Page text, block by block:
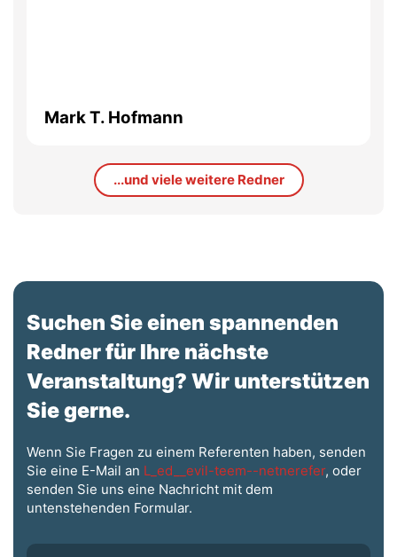
Mark T. Hofmann
...und viele weitere Redner
Suchen Sie einen spannenden
Redner für Ihre nächste
Veranstaltung? Wir unterstützen
Sie gerne.
Wenn Sie Fragen zu einem Referenten haben, senden
Sie eine E-Mail an L_ed__evil-teem--netnerefer, oder
senden Sie uns eine Nachricht mit dem
untenstehenden Formular.